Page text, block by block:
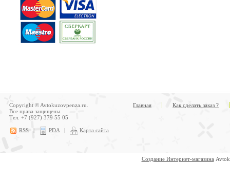
Copyright © Avtokuzovpenza.ru.
Все права защищены.
Тел. +7 (927) 379 55 05
RSS | PDA | Карта сайта
Главная Как сделать заказ ?
Создание Интернет-магазина